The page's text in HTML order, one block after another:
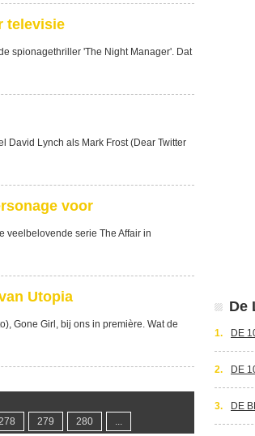
televisie
spionagethriller 'The Night Manager'. Dat
David Lynch als Mark Frost (Dear Twitter
voor
veelbelovende serie The Affair in
Utopia
Gone Girl, bij ons in première. Wat de
279 280 ...
De
1. DE
2. DE
3. DE